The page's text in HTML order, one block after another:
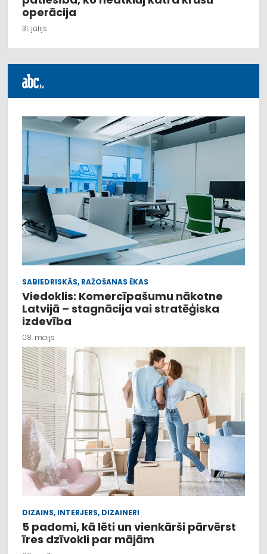
operācija
31. jūlijs
SABIEDRISKĀS, RAŽOŠANAS ĒKAS
Viedoklis: Komercīpašumu nākotne
Latvijā – stagnācija vai stratēģiska
izdevība
08. maijs
DIZAINS, INTERJERS, DIZAINERI
5 padomi, kā lēti un vienkārši pārvērst
īres dzīvokli par mājām